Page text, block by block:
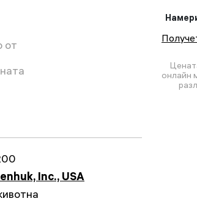
онлайн
от
Inc., USA